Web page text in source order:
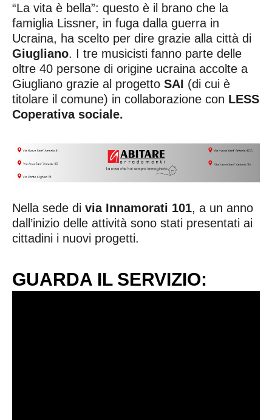
“La vita è bella”: questo è il brano che la
famiglia Lissner, in fuga dalla guerra in
Ucraina, ha scelto per dire grazie alla città di
Giugliano. I tre musicisti fanno parte delle
oltre 40 persone di origine ucraina accolte a
Giugliano grazie al progetto SAI (di cui è
titolare il comune) in collaborazione con LESS
Coperativa sociale.
Nella sede di via Innamorati 101, a un anno
dall’inizio delle attività sono stati presentati ai
cittadini i nuovi progetti.
GUARDA IL SERVIZIO: